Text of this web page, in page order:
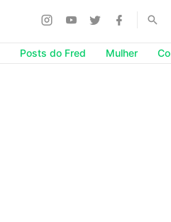
Posts do Fred Mulher